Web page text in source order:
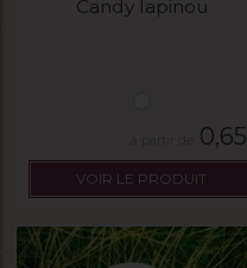
Candy lapinou
0,65
VOIR LE PRODUIT